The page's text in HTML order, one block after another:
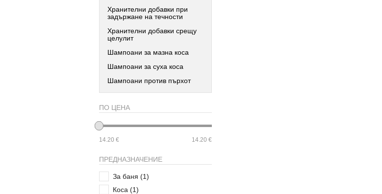
Хранителни добавки при
задържане на течности
Хранителни добавки срещу
целулит
Шампоани за мазна коса
Шампоани за суха коса
Шампоани против пърхот
ПО ЦЕНА
14.20 € 14.20 €
ПРЕДНАЗНАЧЕНИЕ
За баня (1)
Коса (1)